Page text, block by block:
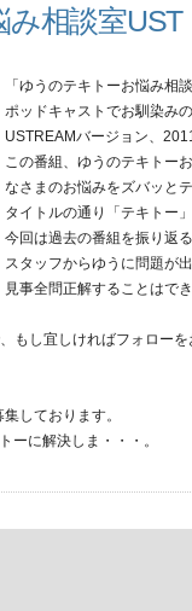
相談室UST
「ゆうのテキトーお悩み相
ポッドキャストでお馴染み
USTREAMバージョン、
この番組、ゆうのテキトー
なさまのお悩みをズバッと
タイトルの通り「テキトー
今回は過去の番組を振り返
スタッフからゆうに問題が
事全問正解することはでき
もし宜しければフォローを
しております。
ーに解決しま・・・。